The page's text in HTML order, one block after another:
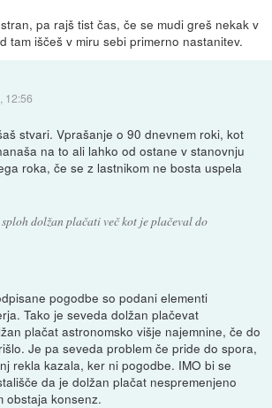
pa rajš tist čas, če se mudi greš nekak v
tam iščeš v miru sebi primerno nastanitev.
12:56
stvari. Vprašanje o 90 dnevnem roki, kot
na to ali lahko od ostane v stanovnju
roka, če se z lastnikom ne bosta uspela
dolžan plačati več kot je plačeval do
pogodbe so podani elementi
Tako je seveda dolžan plačevat
plačat astronomsko višje najemnine, če do
Je pa seveda problem če pride do spora,
rekla kazala, ker ni pogodbe. IMO bi se
da je dolžan plačat nespremenjeno
obstaja konsenz.